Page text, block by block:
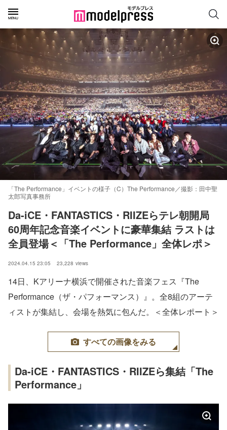
「The Performance」イベントの様子（C）The Performance／撮影：田中聖
太郎写真事務所
Da-iCE・FANTASTICS・RIIZEらテレ朝開局
60周年記念音楽イベントに豪華集結 ラストは
全員登場＜「The Performance」全体レポ＞
2024.04.15 23:05 23,228 views
14日、Kアリーナ横浜で開催された音楽フェス『The
Performance（ザ・パフォーマンス）』。全8組のアーテ
ィストが集結し、会場を熱気に包んだ。＜全体レポート＞
すべての画像をみる
Da-iCE・FANTASTICS・RIIZEら集結「The
Performance」